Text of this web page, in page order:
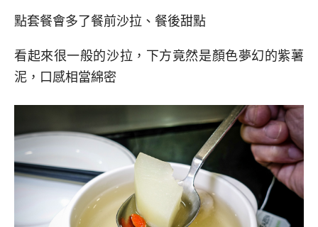
點套餐會多了餐前沙拉、餐後甜點
看起來很一般的沙拉，下方竟然是顏色夢幻的紫薯
泥，口感相當綿密